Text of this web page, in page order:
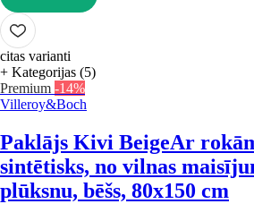
LIKT GROZĀ
citas varianti
+ Kategorijas (5)
Premium -14%
Villeroy&Boch
Paklājs Kivi BeigeAr
sintētisks, no vilnas
plūksnu, bēšs, 80x150 cm